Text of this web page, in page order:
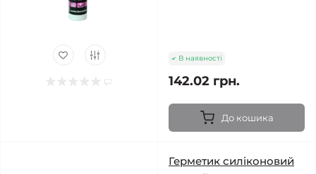
В наявності
142.02 грн.
До кошика
Герметик силіконовий